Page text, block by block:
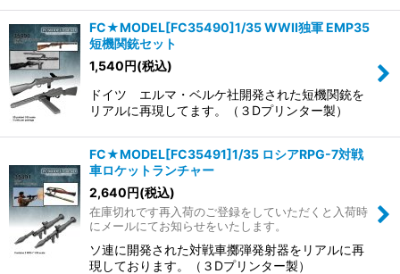
FC★MODEL[FC35490]1/35 WWII独軍 EMP35
短機関銃セット
1,540円(税込)
ドイツ エルマ・ベルケ社開発された短機関銃を
リアルに再現してます。（３Dプリンター製）
FC★MODEL[FC35491]1/35 ロシアRPG-7対戦
車ロケットランチャー
2,640円(税込)
在庫切れです再入荷のご登録をしていただくと入荷時
にメールにてお知らせをいたします。
ソ連に開発された対戦車擲弾発射器をリアルに再
現しております。（３Dプリンター製）